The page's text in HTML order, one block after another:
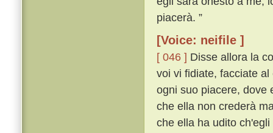
piacerà. ”
[Voice: neifile ]
[ 046 ] Disse allora la
voi vi fidiate, facciate
ogni suo piacere, dove
che ella non crederà
che ella ha udito